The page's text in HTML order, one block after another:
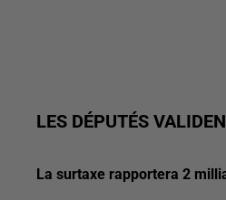
LES DÉPUTÉS
La surtaxe rapportera 2